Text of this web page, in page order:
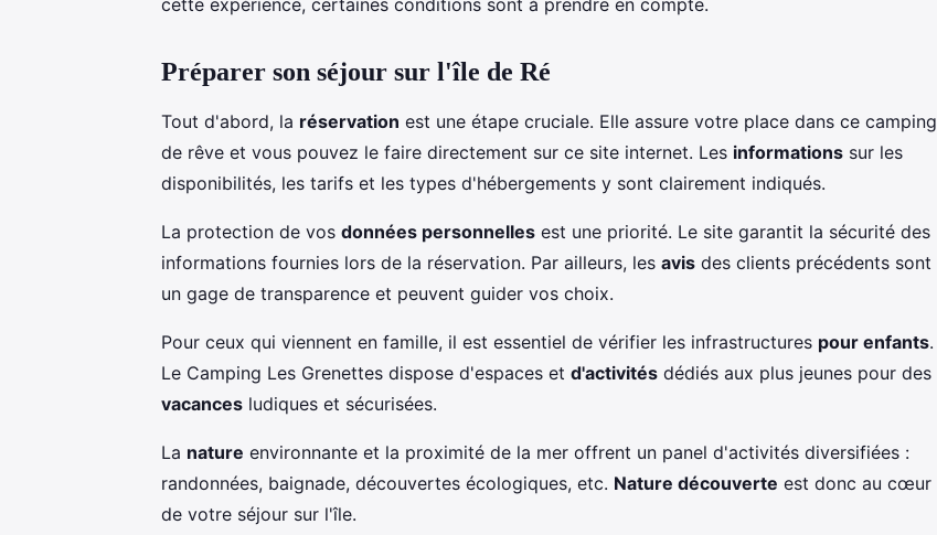
Préparer son séjour sur l'île de Ré
Tout d'abord, la réservation est une étape cruciale. Elle assure votre place dans ce camping
de rêve et vous pouvez le faire directement sur ce site internet. Les informations sur les
disponibilités, les tarifs et les types d'hébergements y sont clairement indiqués.
La protection de vos données personnelles est une priorité. Le site garantit la sécurité des
informations fournies lors de la réservation. Par ailleurs, les avis des clients précédents sont
un gage de transparence et peuvent guider vos choix.
Pour ceux qui viennent en famille, il est essentiel de vérifier les infrastructures pour enfants.
Le Camping Les Grenettes dispose d'espaces et d'activités dédiés aux plus jeunes pour des
vacances ludiques et sécurisées.
La nature environnante et la proximité de la mer offrent un panel d'activités diversifiées :
randonnées, baignade, découvertes écologiques, etc. Nature découverte est donc au cœur
de votre séjour sur l'île.